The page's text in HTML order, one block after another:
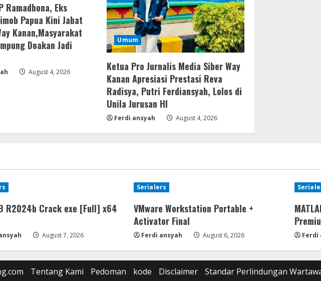
Ramadhona, Eks
Papua Kini Jabat
Kanan,Masyarakat
Doakan Jadi
August 4, 2026
Umum
Ketua Pro Jurnalis Media Siber Way
Kanan Apresiasi Prestasi Reva
Radisya, Putri Ferdiansyah, Lolos di
Unila Jurusan HI
Ferdi ansyah August 4, 2026
R2024b Crack exe [Full] x64
August 7, 2026
Serialers
VMware Workstation Portable +
Activator Final
Ferdi ansyah August 6, 2026 Ferdi
Tentang Kami Pedoman kode Disclaimer Standar Perlindungan